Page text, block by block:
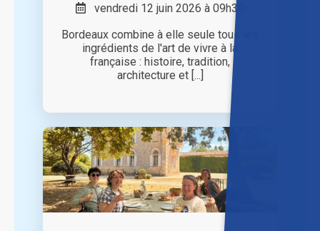
vendredi 12 juin 2026 à 09h30
Bordeaux combine à elle seule tous les
ingrédients de l'art de vivre à la
française : histoire, tradition,
architecture et [...]